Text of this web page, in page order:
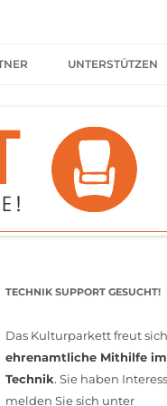
UNTERSTÜTZEN
SPENDEN
MITGLIEDSCHAFT
TECHNIK SUPPORT GESUCHT!
Das Kulturparkett freut
ehrenamtliche Mithilfe
Technik. Sie haben
melden Sie sich unter